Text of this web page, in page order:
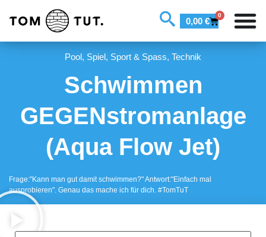
0,00 €
0
Pool, Spiel, Sport & Spass, Technik
Schwimmen
GEGENstromanlage
(Aqua Flow Jet)
Frage:"Kann man gut damit schwimmen?" Antwort:"Einfach mal
ausprobieren". Genau das mache ich für dich. #TomTuT